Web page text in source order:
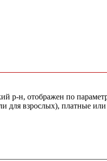
р-н, отображен по
для взрослых), платные